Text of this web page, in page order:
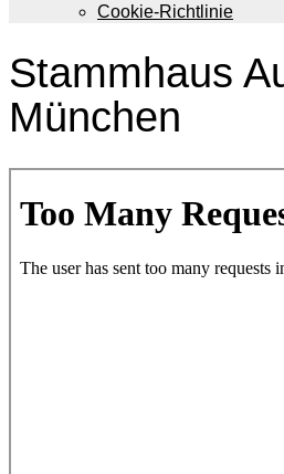
Cookie-Richtlinie
Stammhaus
München